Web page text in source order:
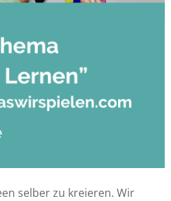
selber zu kreieren. Wir